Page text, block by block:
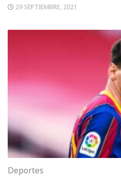
29 SEPTIEMBRE, 2021
Deportes